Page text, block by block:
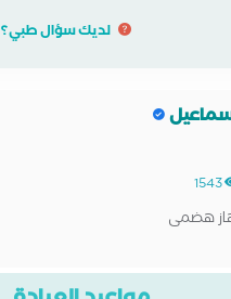
لديك سؤال طبي؟
1543
هضمى